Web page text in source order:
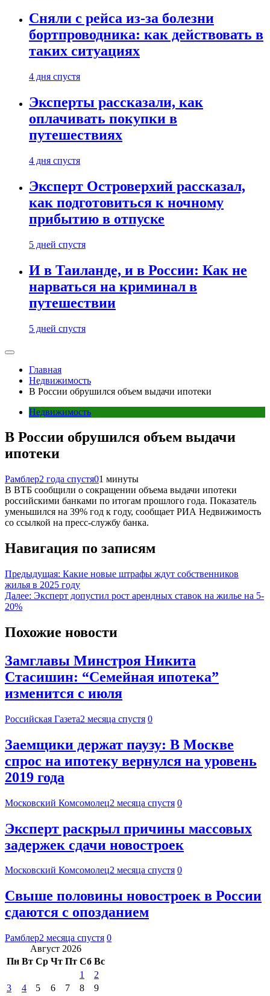
Сняли с рейса из-за болезни
бортпроводника: как действовать в
таких ситуациях
4 дня спустя
Эксперты рассказали, как
оплачивать покупки в
путешествиях
4 дня спустя
Эксперт Островерхий рассказал,
как подготовиться к ночному
прибытию в отпуске
5 дней спустя
И в Таиланде, и в России: Как не
нарваться на криминал в
путешествии
5 дней спустя
Главная
Недвижимость
В России обрушился объем выдачи ипотеки
Недвижимость
В России обрушился объем выдачи
ипотеки
Рамблер2 года спустя01 минуты
В ВТБ сообщили о сокращении объема выдачи ипотеки
российскими банками по итогам прошлого года. Показатель
уменьшился на 39% год к году, сообщает РИА Недвижимость
со ссылкой на пресс-службу банка.
Навигация по записям
Предыдущая: Какие новые штрафы ждут собственников
жилья в 2025 году
Далее: Эксперт допустил рост арендных ставок на жилье на 5-
20%
Похожие новости
Замглавы Минстроя Никита
Стасишин: “Семейная ипотека”
изменится с июля
Российская Газета2 месяца спустя 0
Заемщики держат паузу: В Москве
спрос на ипотеку вернулся на уровень
2019 года
Московский Комсомолец2 месяца спустя 0
Эксперт раскрыл причины массовых
задержек сдачи новостроек
Московский Комсомолец2 месяца спустя 0
Свыше половины новостроек в России
сдаются с опозданием
Рамблер2 месяца спустя 0
Август 2026
Пн Вт Ср Чт Пт Сб Вс
1
2
3
4 5 6 7 8 9